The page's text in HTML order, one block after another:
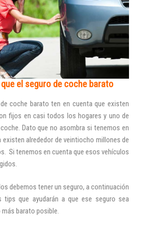
el seguro de coche barato
coche barato ten en cuenta que existen
fijos en casi todos los hogares y uno de
Dato que no asombra si tenemos en
existen alrededor de veintiocho millones de
Si tenemos en cuenta que esos vehículos
debemos tener un seguro, a continuación
tips que ayudarán a que ese seguro sea
más barato posible.